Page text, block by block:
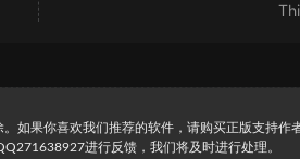
如果你喜欢我们推荐的软件，请购买正版支持作者
进行反馈，我们将及时进行处理。